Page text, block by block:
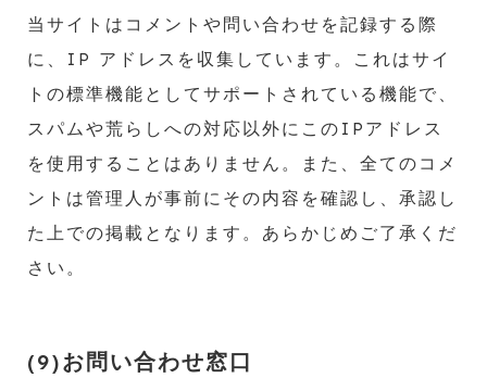
当サイトはコメントや問い合わせを記録する際
に、IP アドレスを収集しています。これはサイ
トの標準機能としてサポートされている機能で、
スパムや荒らしへの対応以外にこのIPアドレス
を使用することはありません。また、全てのコメ
ントは管理人が事前にその内容を確認し、承認し
た上での掲載となります。あらかじめご了承くだ
さい。
(9)お問い合わせ窓口